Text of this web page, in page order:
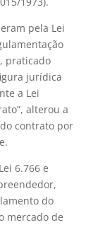
pela Lei
praticado
jurídica
a Lei
alterou a
contrato por
6.766 e
do
mercado de